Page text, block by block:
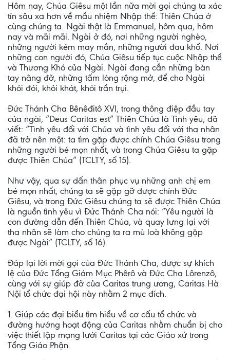
Hôm nay, Chúa Giêsu một lần nữa mời gọi chúng ta xác
tín sâu xa hơn về mầu nhiệm Nhập thể: Thiên Chúa ở
cùng chúng ta. Ngài thật là Emmanuel, hôm qua, hôm
nay và mãi mãi. Ngài ở đó, nơi những người nghèo,
những người kém may mắn, những người đau khổ. Nơi
những con người đó, Chúa Giêsu tiếp tục cuộc Nhập thể
và Thương Khó của Ngài. Ngài đang cần những bàn
tay nâng đỡ, những tấm lòng rộng mở, để cho Ngài
khỏi đói, khỏi khát, khỏi trần trụi.
Đức Thánh Cha Bênêđitô XVI, trong thông điệp đầu tay
của ngài, “Deus Caritas est” Thiên Chúa là Tình yêu, đã
viết: “Tình yêu đối với Chúa và tình yêu đối với tha nhân
đã trở nên một: ta tìm gặp được chính Chúa Giêsu trong
những người bé mọn nhất, và trong Chúa Giêsu ta gặp
được Thiên Chúa” (TCLTY, số 15).
Như vậy, qua sự dấn thân phục vụ những anh chị em
bé mọn nhất, chúng ta sẽ gặp gỡ được chính Đức
Giêsu, và trong Đức Giêsu chúng ta sẽ được Thiên Chúa
là nguồn tình yêu vì Đức Thánh Cha nói: “Yêu người là
con đường dẫn đến Thiên Chúa, và quay lưng lại với
tha nhân sẽ làm cho chúng ta ra mù loà không gặp
được Ngài” (TCLTY, số 16).
Đáp lại lời mời gọi của Đức Thánh Cha, được sự khích
lệ của Đức Tổng Giám Mục Phêrô và Đức Cha Lôrenzô,
cùng với sự giúp đỡ của Caritas trung ương, Caritas Hà
Nội tổ chức đại hội này nhằm 2 mục đích.
1. Giúp các đại biểu tìm hiểu về cơ cấu tổ chức và
đường hướng hoạt động của Caritas nhằm chuẩn bị cho
việc thiết lập mạng lưới Caritas tại các Giáo xứ trong
Tổng Giáo Phận.